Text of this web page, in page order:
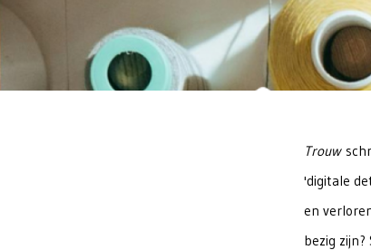
Trouw
'digitale
en
bezig